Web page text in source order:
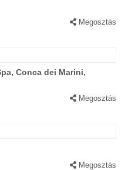
Megosztás
Conca dei Marini,
Megosztás
Megosztás